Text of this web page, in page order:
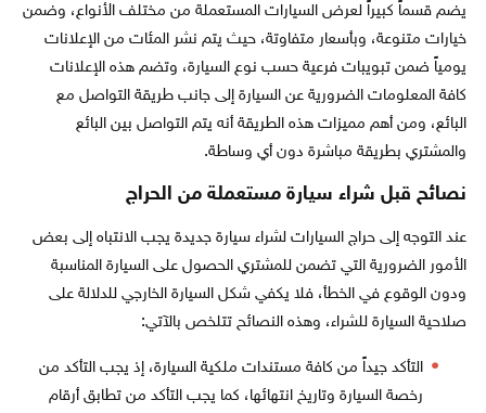
يضم قسماً كبيراً لعرض السيارات المستعملة من مختلف الأنواع، وضمن
خيارات متنوعة، وبأسعار متفاوتة، حيث يتم نشر المئات من الإعلانات
يومياً ضمن تبويبات فرعية حسب نوع السيارة، وتضم هذه الإعلانات
كافة المعلومات الضرورية عن السيارة إلى جانب طريقة التواصل مع
البائع، ومن أهم مميزات هذه الطريقة أنه يتم التواصل بين البائع
والمشتري بطريقة مباشرة دون أي وساطة.
نصائح قبل شراء سيارة مستعملة من الحراج
عند التوجه إلى حراج السيارات لشراء سيارة جديدة يجب الانتباه إلى بعض
الأمور الضرورية التي تضمن للمشتري الحصول على السيارة المناسبة
ودون الوقوع في الخطأ، فلا يكفي شكل السيارة الخارجي للدلالة على
صلاحية السيارة للشراء، وهذه النصائح تتلخص بالآتي:
التأكد جيداً من كافة مستندات ملكية السيارة، إذ يجب التأكد من
رخصة السيارة وتاريخ انتهائها، كما يجب التأكد من تطابق أرقام